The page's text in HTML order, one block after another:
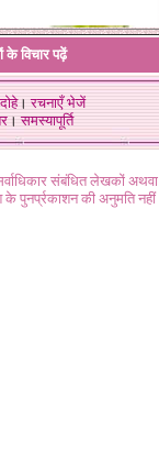
के विचारपढ़ें
दोहे।रचनाएँ भेजें
। समस्यापूर्ति
संबंधित लेखकों अथवा
पुनर्प्रकाशन की अनुमति नहीं